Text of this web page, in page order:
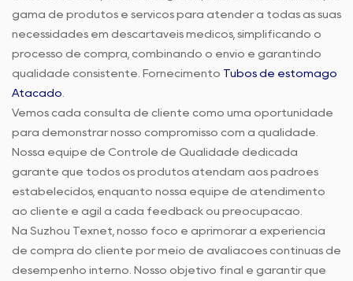
gama de produtos e serviços para atender a todas as suas
necessidades em descartáveis médicos, simplificando o
processo de compra, combinando o envio e garantindo
qualidade consistente. Fornecimento Tubos de estômago
Atacado
Vemos cada consulta de cliente como uma oportunidade
para demonstrar nosso compromisso com a qualidade.
Nossa equipe de Controle de Qualidade dedicada
garante que todos os produtos atendam aos padrões
estabelecidos, enquanto nossa equipe de atendimento
ao cliente é ágil a cada feedback ou preocupação.
Na Suzhou Texnet, nosso foco é aprimorar a experiência
de compra do cliente por meio de avaliações contínuas de
desempenho interno. Nosso objetivo final é garantir que